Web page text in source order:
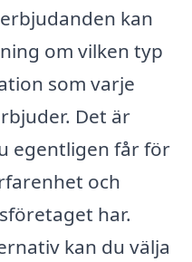
kan
om vilken typ
som varje
Det är
egentligen får för
och
har.
kan du välja